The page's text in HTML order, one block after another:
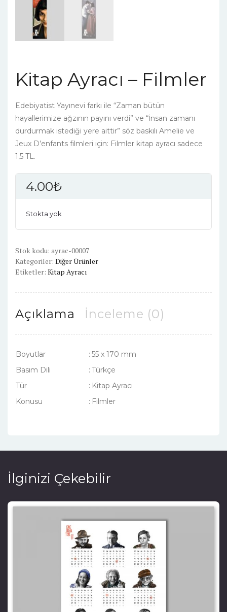
Kitap Ayracı – Filmler
Edebiyatist Yayınevi farkı ile “Zaman bütün
hayallerimize ağzının payını verdi” ve “İnsan zamanı
durdurmak istediği yere aittir” söz baskılı Amelie ve
Jeux D’enfants filmleri için: Filmler kitap ayracı sadece
1,5 TL.
4.00₺
Stokta yok
Stok kodu: ayrac-00007
Kategoriler: Diğer Ürünler
Etiketler: Kitap Ayracı
Açıklama İnceleme (0)
Boyutlar : 55 x 170 mm
Basım Dili
: Türkçe
Tür
: Kitap Ayracı
Konusu
: Filmler
İlginizi Çekebilir